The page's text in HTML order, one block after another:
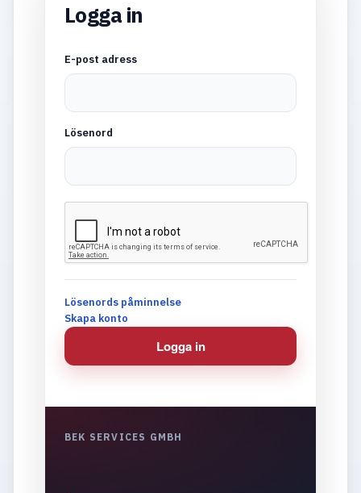
BEK SERVICES GMBH
Logga in
E-post adress
Lösenord
Lösenords påminnelse
Skapa konto
Logga in